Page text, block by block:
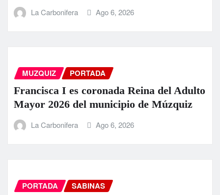
La Carbonifera Ago 6, 2026
MUZQUIZ PORTADA
Francisca I es coronada Reina del Adulto
Mayor 2026 del municipio de Múzquiz
La Carbonifera Ago 6, 2026
PORTADA SABINAS